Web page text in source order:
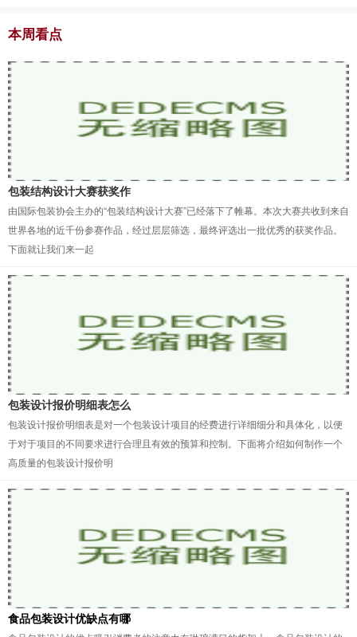
本周看点
包装结构设计大赛获奖作
由国际包装协会主办的“包装结构设计大赛”已经落下了帷幕。本次大赛共收到来自
世界各地的近千份参赛作品，经过层层筛选，最终评选出一批优秀的获奖作品。
下面就让我们来一起
包装设计报价明细表怎么
包装设计报价明细表是对一个包装设计项目的经费进行详细细分和具体化，以便
于对于项目的不同要求进行合理且有效的预算和控制。下面将介绍如何制作一个
高质量的包装设计报价明
食品包装设计优缺点有哪